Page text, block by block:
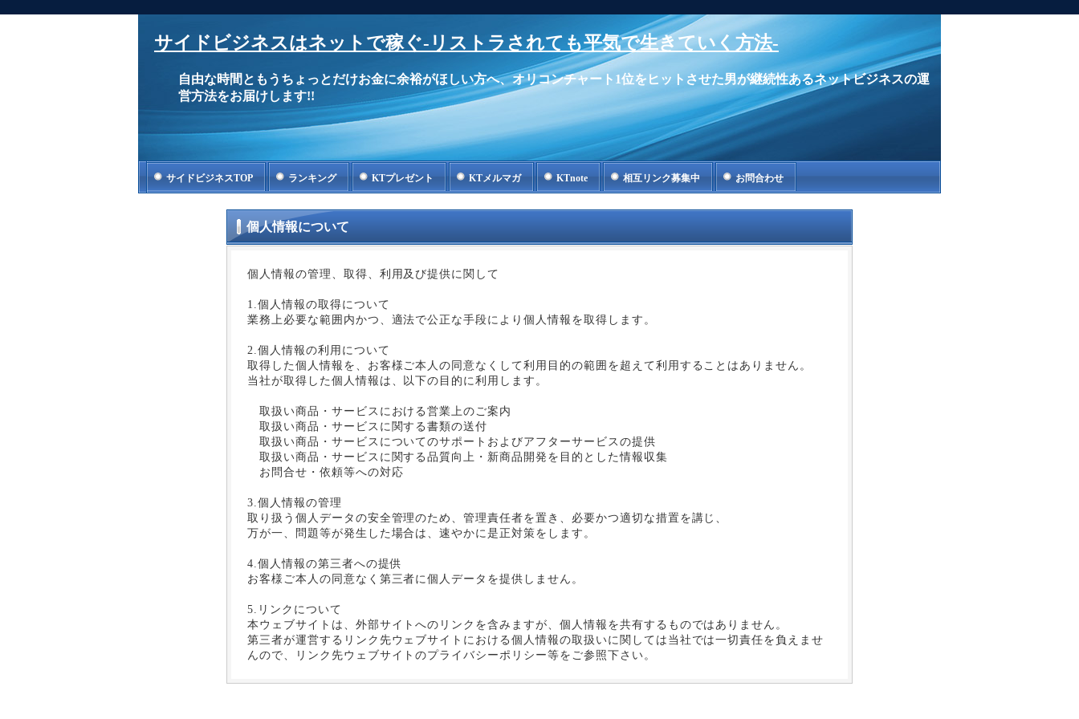
サイドビジネスはネットで稼ぐ-リストラされても平気で生きていく方法-
自由な時間ともうちょっとだけお金に余裕がほしい方へ、オリコンチャート1位をヒットさせた男が継続性あるネットビジネスの運
営方法をお届けします!!
サイドビジネスTOP ランキング KTプレゼント KTメルマガ KTnote 相互リンク募集中 お問合わせ
個人情報について
個人情報の管理、取得、利用及び提供に関して
1.個人情報の取得について
業務上必要な範囲内かつ、適法で公正な手段により個人情報を取得します。
2.個人情報の利用について
取得した個人情報を、お客様ご本人の同意なくして利用目的の範囲を超えて利用することはありません。
当社が取得した個人情報は、以下の目的に利用します。
取扱い商品・サービスにおける営業上のご案内
取扱い商品・サービスに関する書類の送付
取扱い商品・サービスについてのサポートおよびアフターサービスの提供
取扱い商品・サービスに関する品質向上・新商品開発を目的とした情報収集
お問合せ・依頼等への対応
3.個人情報の管理
取り扱う個人データの安全管理のため、管理責任者を置き、必要かつ適切な措置を講じ、
万が一、問題等が発生した場合は、速やかに是正対策をします。
4.個人情報の第三者への提供
お客様ご本人の同意なく第三者に個人データを提供しません。
5.リンクについて
本ウェブサイトは、外部サイトへのリンクを含みますが、個人情報を共有するものではありません。
第三者が運営するリンク先ウェブサイトにおける個人情報の取扱いに関しては当社では一切責任を負えませ
んので、リンク先ウェブサイトのプライバシーポリシー等をご参照下さい。